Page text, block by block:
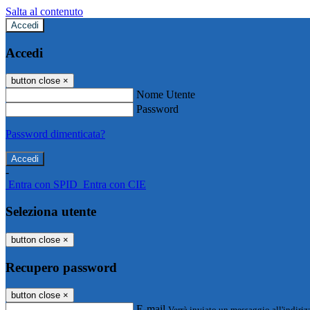
Salta al contenuto
Accedi
Accedi
button close ×
Nome Utente
Password
Password dimenticata?
-
Entra con SPID Entra con CIE
Seleziona utente
button close ×
Recupero password
button close ×